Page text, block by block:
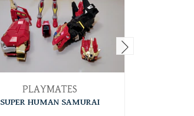
PLAYMATES
SUPER HUMAN SAMURAI